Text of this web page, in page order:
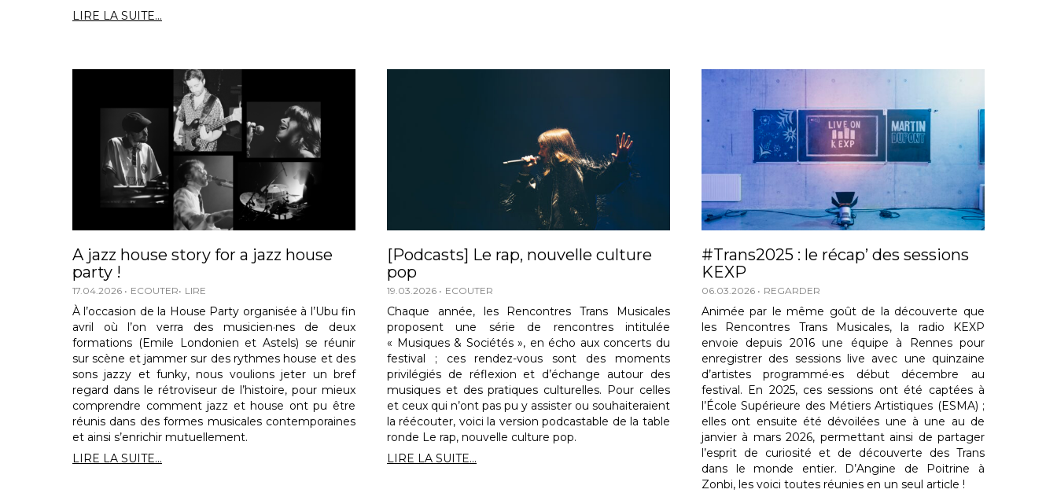
LIRE LA SUITE...
A jazz house story for a jazz house
party !
17.04.2026 ECOUTER LIRE
À l’occasion de la House Party organisée à l’Ubu fin
avril où l’on verra des musicien·nes de deux
formations (Emile Londonien et Astels) se réunir
sur scène et jammer sur des rythmes house et des
sons jazzy et funky, nous voulions jeter un bref
regard dans le rétroviseur de l’histoire, pour mieux
comprendre comment jazz et house ont pu être
réunis dans des formes musicales contemporaines
et ainsi s’enrichir mutuellement.
LIRE LA SUITE...
[Podcasts] Le rap, nouvelle culture
pop
19.03.2026 ECOUTER
Chaque année, les Rencontres Trans Musicales
proposent une série de rencontres intitulée
« Musiques & Sociétés », en écho aux concerts du
festival ; ces rendez-vous sont des moments
privilégiés de réflexion et d’échange autour des
musiques et des pratiques culturelles. Pour celles
et ceux qui n’ont pas pu y assister ou souhaiteraient
la réécouter, voici la version podcastable de la table
ronde Le rap, nouvelle culture pop.
LIRE LA SUITE...
#Trans2025 : le récap’ des sessions
KEXP
06.03.2026 REGARDER
Animée par le même goût de la découverte que
les Rencontres Trans Musicales, la radio KEXP
envoie depuis 2016 une équipe à Rennes pour
enregistrer des sessions live avec une quinzaine
d’artistes programmé·es début décembre au
festival. En 2025, ces sessions ont été captées à
l’École Supérieure des Métiers Artistiques (ESMA) ;
elles ont ensuite été dévoilées une à une au de
janvier à mars 2026, permettant ainsi de partager
l’esprit de curiosité et de découverte des Trans
dans le monde entier. D’Angine de Poitrine à
Zonbi, les voici toutes réunies en un seul article !